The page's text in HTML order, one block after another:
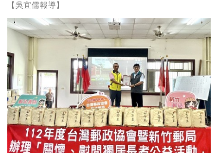
【吳宜儒報導】